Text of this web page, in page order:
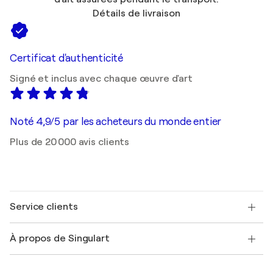
Détails de livraison
Certificat d'authenticité
Signé et inclus avec chaque œuvre d'art
Noté 4,9/5 par les acheteurs du monde entier
Plus de 20 000 avis clients
Service clients
Expédition
À propos de Singulart